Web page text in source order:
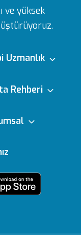
ve yüksek
Uzmanlık
Rehberi
Bakım
Güncelleme